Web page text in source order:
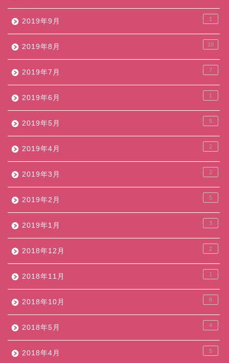
2019年9月 1
2019年8月 10
2019年7月 7
2019年6月 1
2019年5月 5
2019年4月 2
2019年3月 2
2019年2月 5
2019年1月 3
2018年12月 2
2018年11月 1
2018年10月 8
2018年5月 4
2018年4月 5